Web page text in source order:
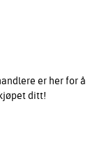
er her for å
ditt!